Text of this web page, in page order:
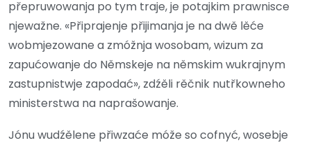
přepruwowanja po tym traje, je potajkim prawnisce
njewažne. «Připrajenje přijimanja je na dwě lěće
wobmjezowane a zmóžnja wosobam, wizum za
zapućowanje do Němskeje na němskim wukrajnym
zastupnistwje zapodać», zdźěli rěčnik nutřkowneho
ministerstwa na naprašowanje.
Jónu wudźělene přiwzaće móže so cofnyć, wosebje